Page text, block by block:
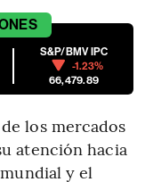
S&P/BMV IPC
-1.23%
66,479.89
los mercados
atención hacia
y el